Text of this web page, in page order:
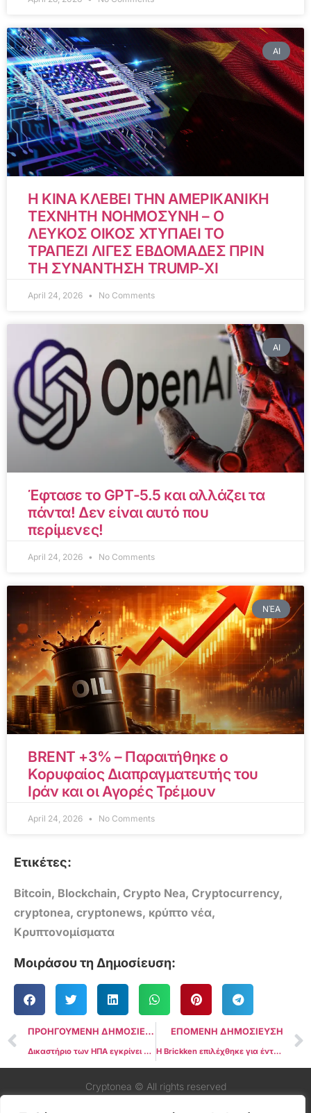
AI
Η ΚΙΝΑ ΚΛΕΒΕΙ ΤΗΝ ΑΜΕΡΙΚΑΝΙΚΗ
ΤΕΧΝΗΤΗ ΝΟΗΜΟΣΥΝΗ – Ο
ΛΕΥΚΟΣ ΟΙΚΟΣ ΧΤΥΠΑΕΙ ΤΟ
ΤΡΑΠΕΖΙ ΛΙΓΕΣ ΕΒΔΟΜΑΔΕΣ ΠΡΙΝ
ΤΗ ΣΥΝΑΝΤΗΣΗ TRUMP-XI
April 24, 2026 No Comments
AI
Έφτασε το GPT-5.5 και αλλάζει τα
πάντα! Δεν είναι αυτό που
περίμενες!
April 24, 2026 No Comments
ΝΈΑ
BRENT +3% – Παραιτήθηκε ο
Κορυφαίος Διαπραγματευτής του
Ιράν και οι Αγορές Τρέμουν
April 24, 2026 No Comments
Ετικέτες:
Bitcoin, Blockchain, Crypto Nea, Cryptocurrency,
cryptonea, cryptonews, κρύπτο νέα,
Κρυπτονομίσματα
Μοιράσου τη Δημοσίευση:
ΠΡΟΗΓΟΥΜΕΝΗ ΔΗΜΟΣΙΕΥΣΗ
Δικαστήριο των ΗΠΑ εγκρίνει διακανονισμό ύψους 4,5 δισεκατομμυρίων δολαρίων μεταξύ της Terraform και της SEC
ΕΠΟΜΕΝΗ ΔΗΜΟΣΙΕΥΣΗ
Η Brickken επιλέχθηκε για ένταξη στο ευρωπαϊκό ρυθμιστικό Sandbox Blockchain
Cryptonea © All rights reserved